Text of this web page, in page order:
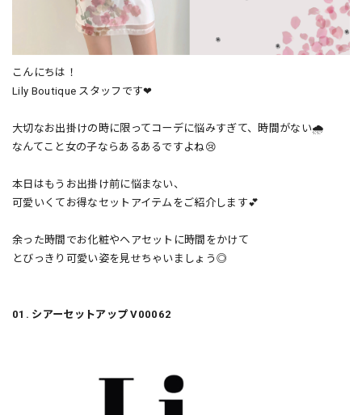
こんにちは！
Lily Boutique スタッフです❤︎
大切なお出掛けの時に限ってコーデに悩みすぎて、時間がない🌧
なんてこと女の子ならあるあるですよね😢
本日はもうお出掛け前に悩まない、
可愛いくてお得なセットアイテムをご紹介します💕
余った時間でお化粧やヘアセットに時間をかけて
とびっきり可愛い姿を見せちゃいましょう◎
01. シアーセットアップ V00062